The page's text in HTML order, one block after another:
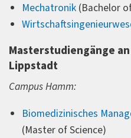
Mechatronik (Bachelor
Masterstudiengänge
Lippstadt
Campus Hamm:
Biomedizinisches
(Master of Science)